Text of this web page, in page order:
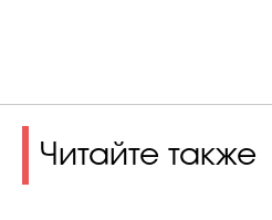
Читайте также